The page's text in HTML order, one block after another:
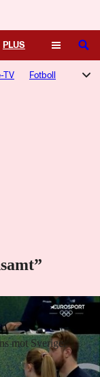
PLUS SÖK
TV Fotboll
mot Sverige.